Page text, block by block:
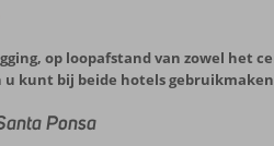
op loopafstand van zowel het
u kunt bij beide hotels
Ponsa